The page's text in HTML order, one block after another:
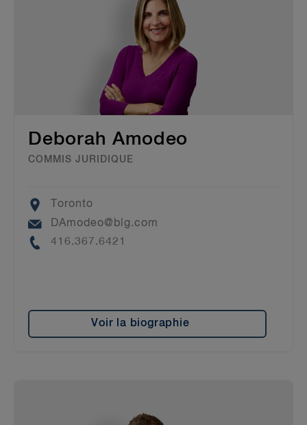
Deborah Amodeo
COMMIS JURIDIQUE
Location
Toronto
Email
DAmodeo@blg.com
Phone
416.367.6421
Voir la biographie